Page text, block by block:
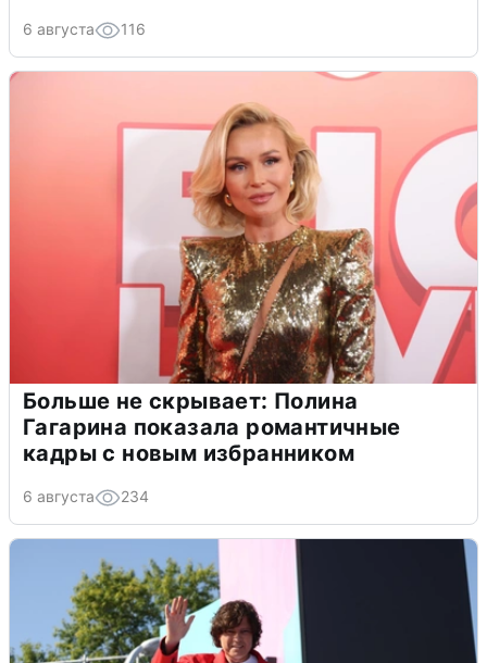
6 августа 116
Больше не скрывает: Полина
Гагарина показала романтичные
кадры с новым избранником
6 августа 234